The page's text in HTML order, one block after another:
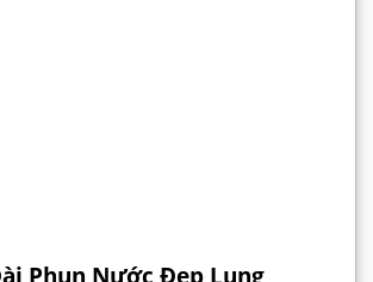
Phun Nước Đẹp Lung